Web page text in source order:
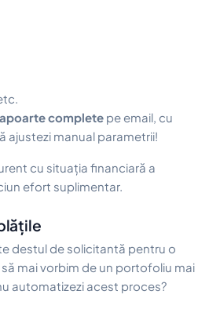
complete pe email, cu
ajustezi manual parametrii!
cu situația financiară a
efort suplimentar.
destul de solicitantă pentru o
mai vorbim de un portofoliu mai
automatizezi acest proces?